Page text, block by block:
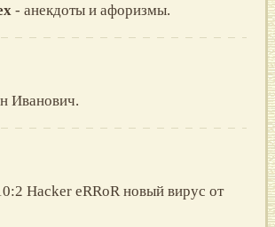
- анекдоты и афоризмы.
Иванович.
Hacker eRRoR новый вирус от